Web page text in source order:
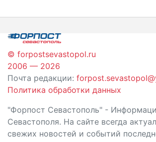
© forpostsevastopol.ru
2006 — 2026
Почта редакции:
Политика обработки данных
"Форпост Севастополь" -
Севастополя. На сайте всегда
свежих новостей и событий